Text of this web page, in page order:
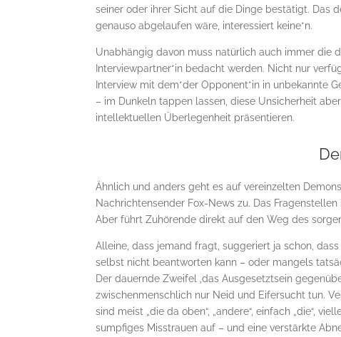
seiner oder ihrer Sicht auf die Dinge bestätigt. Das
genauso abgelaufen wäre, interessiert keine*n.
Unabhängig davon muss natürlich auch immer die
Interviewpartner*in bedacht werden. Nicht nur
Interview mit dem*der Opponent*in in unbekannte
– im Dunkeln tappen lassen, diese Unsicherheit
intellektuellen Überlegenheit präsentieren.
Ähnlich und anders geht es auf vereinzelten
Nachrichtensender Fox-News zu. Das
Aber führt Zuhörende direkt auf den Weg des
Alleine, dass jemand fragt, suggeriert ja schon,
selbst nicht beantworten kann – oder mangels
Der dauernde Zweifel ,das Ausgesetztsein
zwischenmenschlich nur Neid und Eifersucht tun.
sind meist „die da oben“, „andere“, einfach „die“,
sumpfiges Misstrauen auf – und eine verstärkte